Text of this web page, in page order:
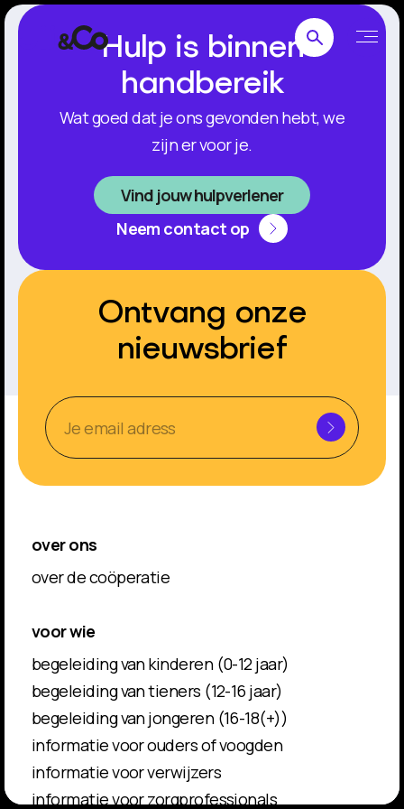
Hulp is binnen
handbereik
Wat goed dat je ons gevonden hebt, we
zijn er voor je.
Vind jouw hulpverlener
Neem contact op
Ontvang onze
nieuwsbrief
over ons
over de coöperatie
voor wie
begeleiding van kinderen (0-12 jaar)
begeleiding van tieners (12-16 jaar)
begeleiding van jongeren (16-18(+))
informatie voor ouders of voogden
informatie voor verwijzers
informatie voor zorgprofessionals